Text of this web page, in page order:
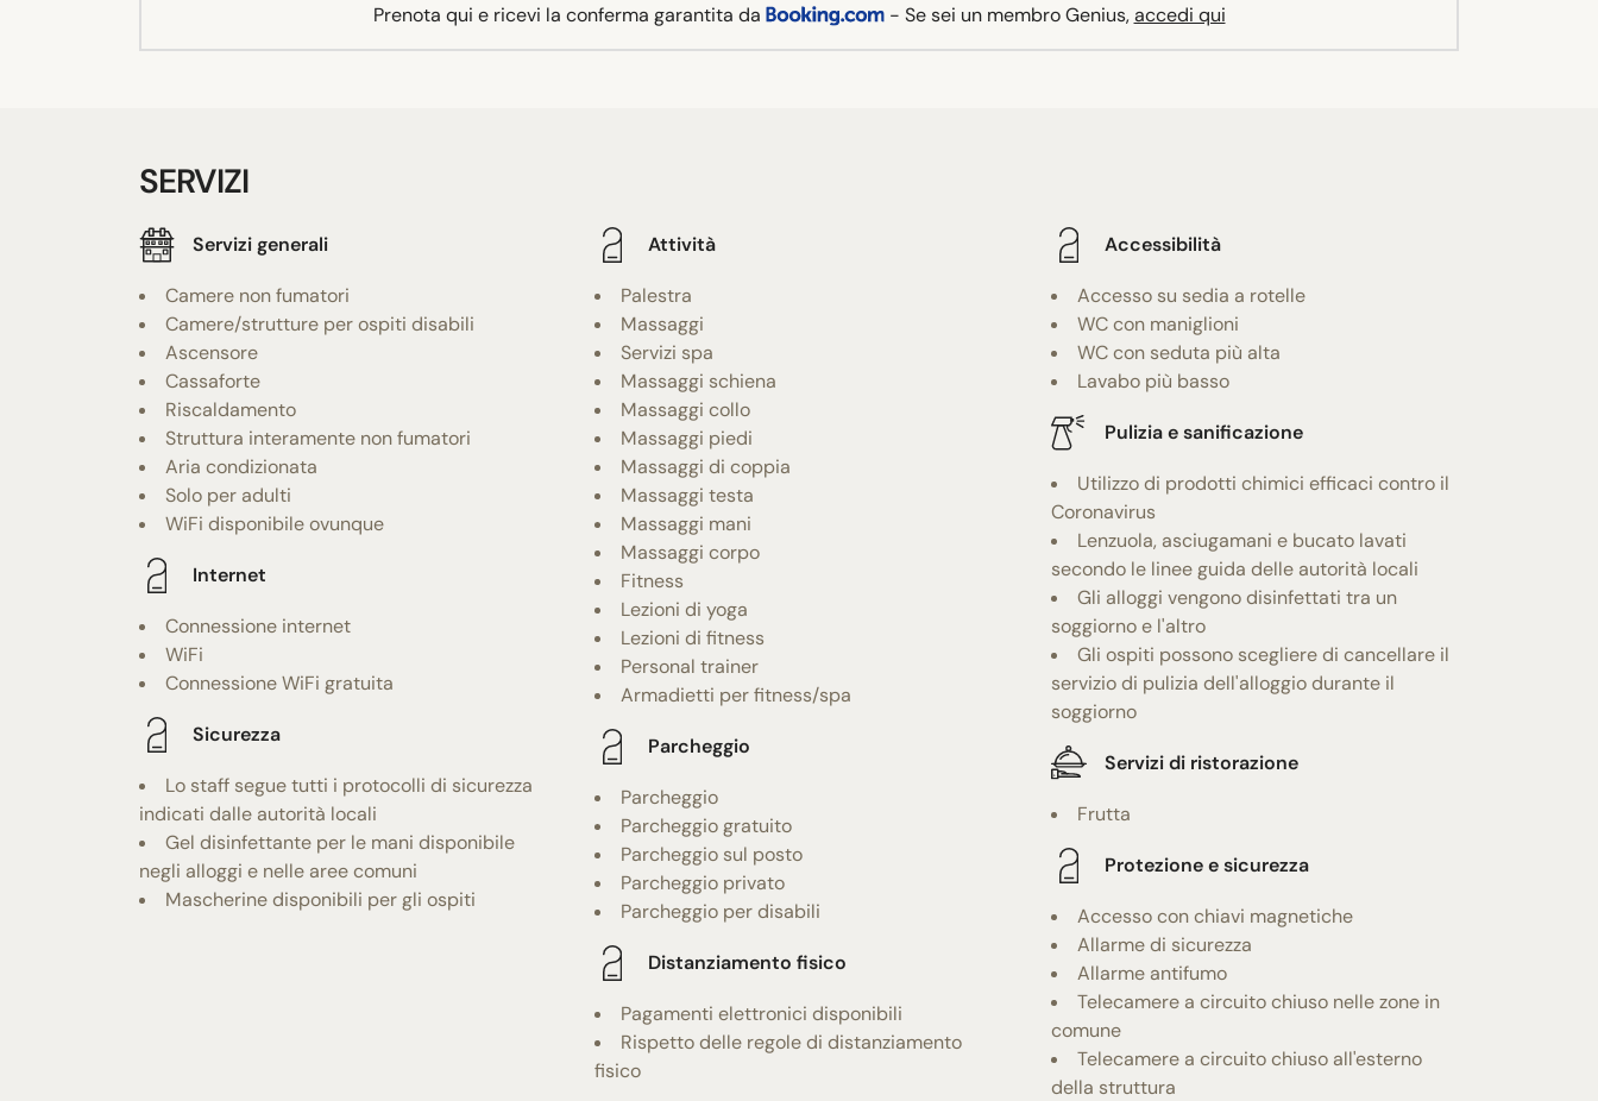
Prenota qui e ricevi la conferma garantita da - Se sei un membro Genius,accedi qui
SERVIZI
Servizi generali
Camere non fumatori
Camere/strutture per ospiti disabili
Ascensore
Cassaforte
Riscaldamento
Struttura interamente non fumatori
Aria condizionata
Solo per adulti
WiFi disponibile ovunque
Internet
Connessione internet
WiFi
Connessione WiFi gratuita
Sicurezza
Lo staff segue tutti i protocolli di sicurezza
indicati dalle autorità locali
Gel disinfettante per le mani disponibile
negli alloggi e nelle aree comuni
Mascherine disponibili per gli ospiti
Attività
Palestra
Massaggi
Servizi spa
Massaggi schiena
Massaggi collo
Massaggi piedi
Massaggi di coppia
Massaggi testa
Massaggi mani
Massaggi corpo
Fitness
Lezioni di yoga
Lezioni di fitness
Personal trainer
Armadietti per fitness/spa
Parcheggio
Parcheggio
Parcheggio gratuito
Parcheggio sul posto
Parcheggio privato
Parcheggio per disabili
Distanziamento fisico
Pagamenti elettronici disponibili
Rispetto delle regole di distanziamento
fisico
Accessibilità
Accesso su sedia a rotelle
WC con maniglioni
WC con seduta più alta
Lavabo più basso
Pulizia e sanificazione
Utilizzo di prodotti chimici efficaci contro il
Coronavirus
Lenzuola, asciugamani e bucato lavati
secondo le linee guida delle autorità locali
Gli alloggi vengono disinfettati tra un
soggiorno e l'altro
Gli ospiti possono scegliere di cancellare il
servizio di pulizia dell'alloggio durante il
soggiorno
Servizi di ristorazione
Frutta
Protezione e sicurezza
Accesso con chiavi magnetiche
Allarme di sicurezza
Allarme antifumo
Telecamere a circuito chiuso nelle zone in
comune
Telecamere a circuito chiuso all'esterno
della struttura